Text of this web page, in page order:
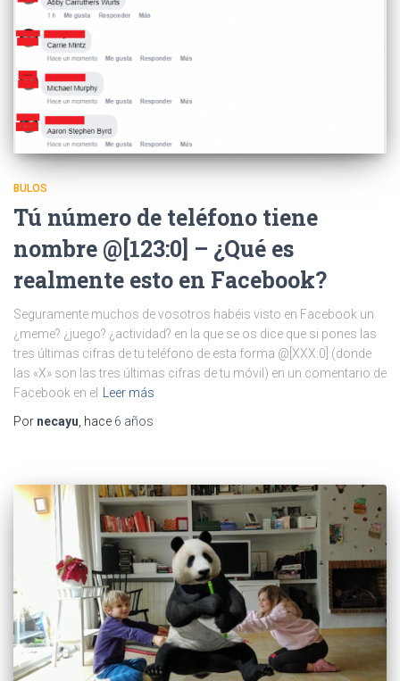
BULOS
Tú número de teléfono tiene
nombre @[123:0] – ¿Qué es
realmente esto en Facebook?
Seguramente muchos de vosotros habéis visto en Facebook un
¿meme? ¿juego? ¿actividad? en la que se os dice que si pones las
tres últimas cifras de tu teléfono de esta forma @[XXX:0] (donde
las «X» son las tres últimas cifras de tu móvil) en un comentario de
Facebook en el
Leer más
Por necayu , hace 6 años